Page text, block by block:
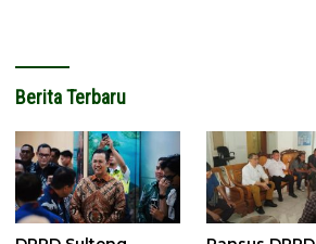
Naik Motor
Butut
Berita Terbaru